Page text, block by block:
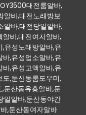
대전룸알바,
알바,대전노래방보
알바,대전당일알바,
바,대전여자알바,
유성노래방알바,유
,유성업소알바,유
,유성고액알바,유
도,둔산동룸도우미,
둔산동유흥알바,둔
일알바,둔산동야간
,둔산동여자알바